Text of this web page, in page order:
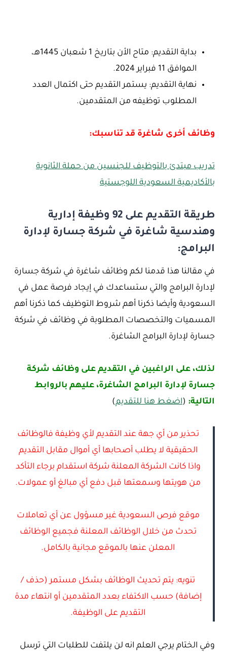
بداية التقديم: متاح الأن بتاريخ 1 شعبان 1445هـ،
الموافق 11 فبراير 2024.
نهاية التقديم: يستمر التقديم حتى اكتمال العدد
المطلوب توظيفه من المتقدمين.
وظائف أخرى شاغرة قد تناسبك:
تدريب مبتدئ بالتوظيف للجنسين من حملة الثانوية
بالأكاديمية السعودية اللوجستية
طريقة التقديم على 92 وظيفة إدارية
وهندسية شاغرة في شركة جسارة لإدارة
البرامج:
في مقالنا هذا قدمنا لكم وظائف شاغرة في شركة جسارة
لإدارة البرامج والتي ستساعدك في إيجاد فرصة عمل في
السعودية وأيضا ذكرنا أهم شروط التوظيف كما ذكرنا أهم
المسميات والتخصصات المطلوبة في وظائف في شركة
جسارة لإدارة البرامج الشاغرة.
لذلك، على الراغبين في التقديم على وظائف شركة
جسارة لإدارة البرامج الشاغرة، عليهم بالروابط
التالية: (اضغط هنا للتقديم)
تحذير من أي جهة عند التقديم لأي وظيفة فالوظائف
الحقيقية لا يطلب أصحابها أي أموال مقابل التقديم
واذا كانت الشركة المعلنة شركة استقدام برجاء التأكد
من هويتها وسمعتها قبل دفع أي مبالغ أو عمولات.
موقع فرص السعودية غير مسؤول عن أي تعاملات
تحدث من خلال الوظائف المعلنة فجميع الوظائف
المعلن عنها بالموقع مجانية بالكامل.
تنويه: يتم تحديث الوظائف بشكل مستمر (حذف /
إضافة) حسب الاكتفاء بعدد المتقدمين أو انتهاء مدة
التقديم على الوظيفة.
وفي الختام يرجي العلم انه لن يلتفت للطلبات التي ترسل